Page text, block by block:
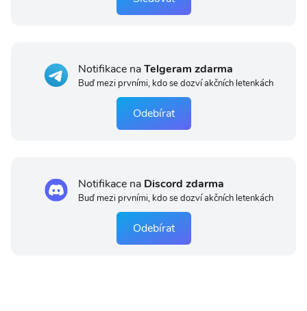
Notifikace naTelgeram zdarma
Buď mezi prvními, kdo se dozví akčních letenkách
Odebírat
Notifikace na Discord zdarma
Buď mezi prvními, kdo se dozví akčních letenkách
Odebírat